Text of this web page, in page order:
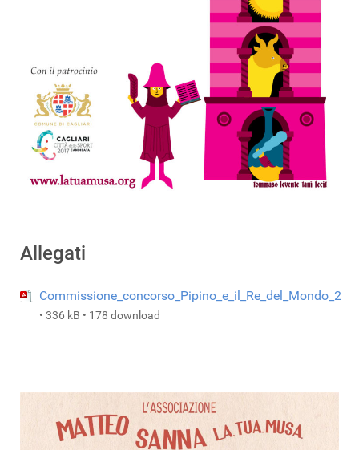
Allegati
Commissione_concorso_Pipino_e_il_Re_del_Mondo_2
• 336 kB • 178 download